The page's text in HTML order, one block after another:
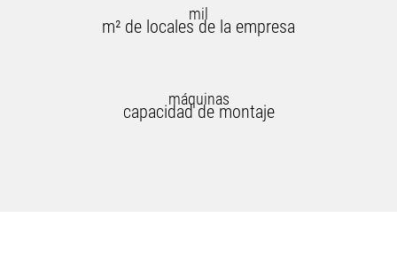
mil
m² de locales de la empresa
máquinas
capacidad de montaje